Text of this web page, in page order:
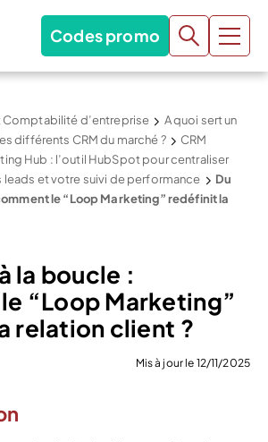
Codes promo
Comptabilité d’entreprise
A quoi sert un
différents CRM du marché ?
CRM
Hub : l’outil HubSpot pour centraliser
et votre suivi de performance
Du
le “Loop Marketing” redéfinit la
la boucle :
“Loop Marketing”
relation client ?
Mis à jour le 12/11/2025